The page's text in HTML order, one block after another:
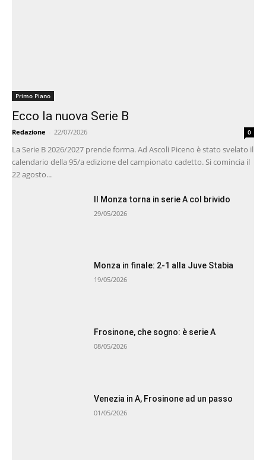
Primo Piano
Ecco la nuova Serie B
Redazione - 22/07/2026 0
La Serie B 2026/2027 prende forma. Ad Ascoli Piceno è stato svelato il
calendario della 95/a edizione del campionato cadetto. Si comincia il
22 agosto...
Il Monza torna in serie A col brivido
29/05/2026
Monza in finale: 2-1 alla Juve Stabia
19/05/2026
Frosinone, che sogno: è serie A
08/05/2026
Venezia in A, Frosinone ad un passo
01/05/2026